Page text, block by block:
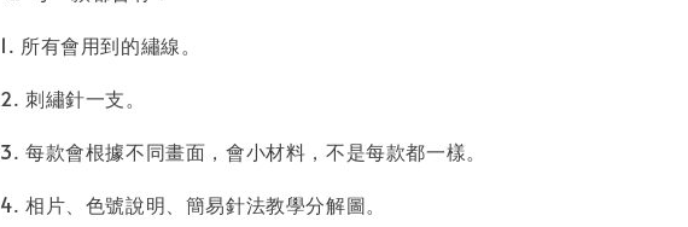
1. 所有會用到的繡線。
2. 刺繡針一支。
3. 每款會根據不同畫面，會小材料，不是每款都一樣。
4. 相片、色號說明、簡易針法教學分解圖。